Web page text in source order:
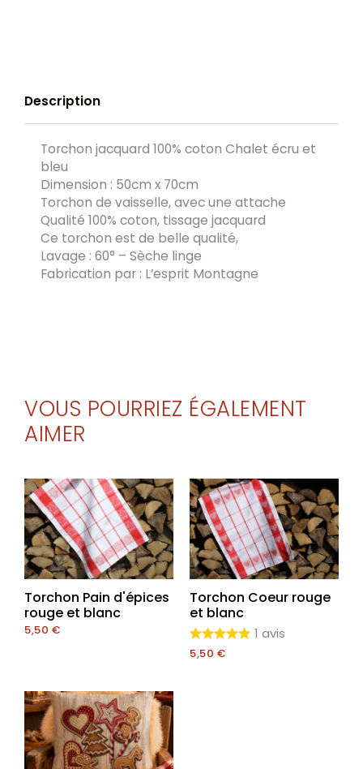
Description
Torchon jacquard 100% coton Chalet écru et
bleu
Dimension : 50cm x 70cm
Torchon de vaisselle, avec une attache
Qualité 100% coton, tissage jacquard
Ce torchon est de belle qualité,
Lavage : 60° – Sèche linge
Fabrication par : L’esprit Montagne
VOUS POURRIEZ ÉGALEMENT
AIMER
Torchon Pain d'épices
rouge et blanc
5,50 €
Torchon Coeur rouge
et blanc
1 avis
5,50 €